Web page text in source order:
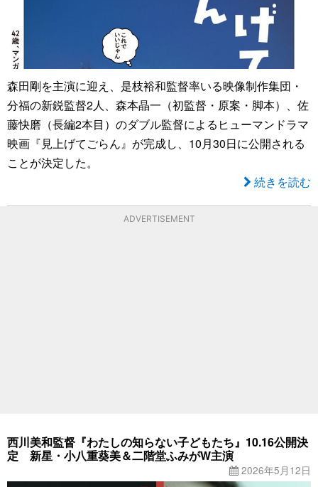
森田剛を主演に迎え、是枝裕和監督率いる映像制作集団・
分福の新鋭監督2人、森本晶一（初監督・原案・脚本）、佐
藤快磨（長編2本目）のダブル監督によるヒューマンドラマ
映画『見上げてごらん』が完成し、10月30日に公開される
ことが決定した。
続きを読む
ADVERTISEMENT
西川美和監督『わたしの知らない子どもたち』10.16公開決
定 新星・小八重葵美＆二階堂ふみがW主演
2026年5月12日